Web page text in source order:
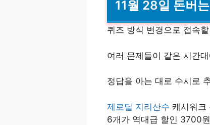
11월 28일 돈버
퀴즈 방식 변경으로 접속
여러 문제들이 같은 시간
정답을 아는 대로 수시로
제로딜 지리산수 캐시워크
6개가 역대급 할인 3700